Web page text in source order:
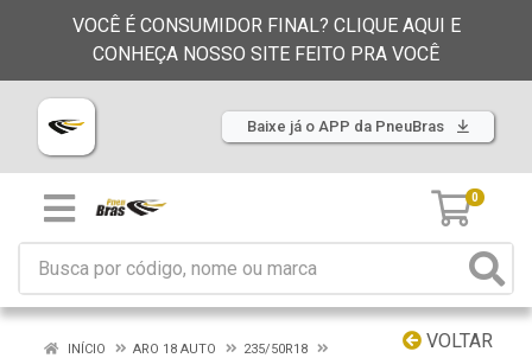
VOCÊ É CONSUMIDOR FINAL? CLIQUE AQUI E
CONHEÇA NOSSO SITE FEITO PRA VOCÊ
Baixe já o APP da PneuBras
0
VOLTAR
INÍCIO ARO 18 AUTO
235/50R18